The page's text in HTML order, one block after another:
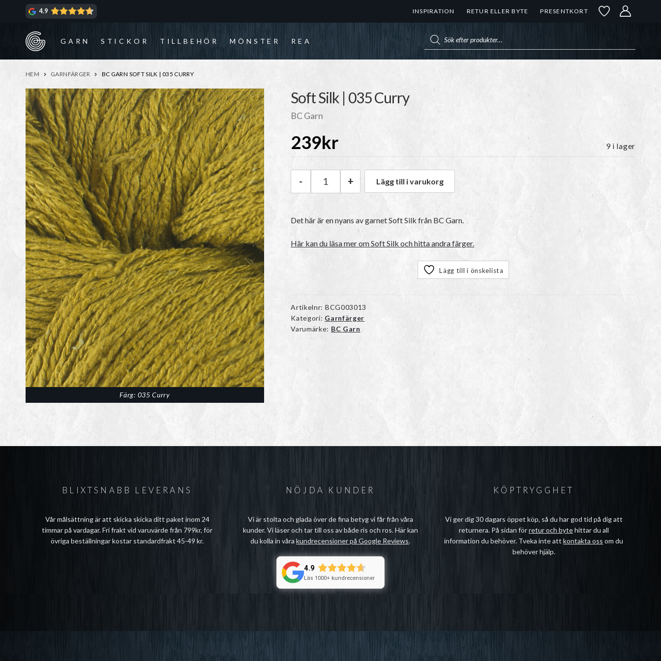
4.9 INSPIRATION RETUR ELLER BYTE PRESENTKORT
GARN STICKOR TILLBEHÖR MÖNSTER REA
HEM GARNFÄRGER BC GARN SOFT SILK | 035 CURRY
Färg: 035 Curry
Soft Silk | 035 Curry
BC Garn
239kr 9 i lager
BC Garn Soft Silk | 035 Curry mängd
- + Lägg till i varukorg
Det här är en nyans av garnet Soft Silk från BC Garn.
Här kan du läsa mer om Soft Silk och hitta andra färger.
Lägg till i önskelista
Artikelnr: BCG003013
Kategori: Garnfärger
Varumärke: BC Garn
BLIXTSNABB LEVERANS
Vår målsättning är att skicka skicka ditt paket inom 24
timmar på vardagar. Fri frakt vid varuvärde från 799kr, för
övriga beställningar kostar standardfrakt 45-49 kr.
NÖJDA KUNDER
Vi är stolta och glada över de fina betyg vi får från våra
kunder. Vi läser och tar till oss av både ris och ros. Här kan
du kolla in vårakundrecensioner på Google Reviews.
4.9
Läs 1000+ kundrecensioner
KÖPTRYGGHET
Vi ger dig 30 dagars öppet köp, så du har god tid på dig att
returnera. På sidan förretur och bytehittar du all
information du behöver. Tveka inte attkontakta oss om du
behöver hjälp.